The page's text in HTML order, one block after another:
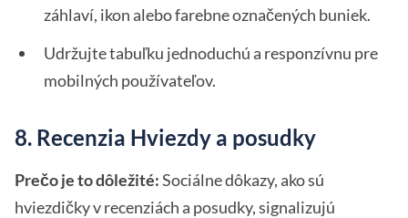
záhlaví, ikon alebo farebne označených buniek.
Udržujte tabuľku jednoduchú a responzívnu pre
mobilných používateľov.
8. Recenzia Hviezdy a posudky
Prečo je to dôležité:Sociálne dôkazy, ako sú
hviezdičky v recenziách a posudky, signalizujú